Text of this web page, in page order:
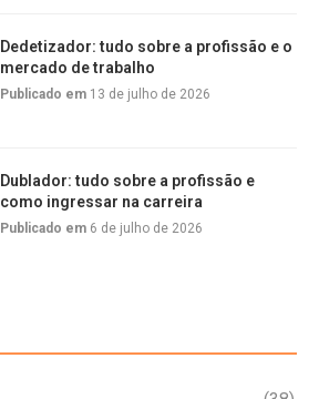
Dedetizador: tudo sobre a profissão e o
mercado de trabalho
Publicado em 13 de julho de 2026
Dublador: tudo sobre a profissão e
como ingressar na carreira
Publicado em 6 de julho de 2026